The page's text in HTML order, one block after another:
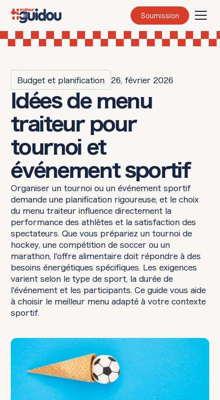
Soumission
Budget et planification 26, février 2026
Idées de menu
traiteur pour
tournoi et
événement sportif
Organiser un tournoi ou un événement sportif
demande une planification rigoureuse, et le choix
du menu traiteur influence directement la
performance des athlètes et la satisfaction des
spectateurs. Que vous prépariez un tournoi de
hockey, une compétition de soccer ou un
marathon, l'offre alimentaire doit répondre à des
besoins énergétiques spécifiques. Les exigences
varient selon le type de sport, la durée de
l'événement et les participants. Ce guide vous aide
à choisir le meilleur menu adapté à votre contexte
sportif.